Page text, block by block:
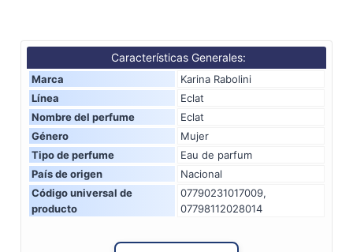
Características Generales:
Marca
Karina Rabolini
Línea
Eclat
Nombre del perfume
Eclat
Género
Mujer
Tipo de perfume
Eau de parfum
País de origen
Nacional
Código universal de
producto
07790231017009,
07798112028014